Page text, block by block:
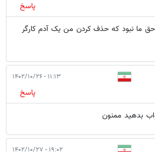
پاسخ
حق ما نبود که حذف کردن من یک آدم کارگر
۱۱:۱۳ - ۱۴۰۲/۱۰/۲۶
پاسخ
بدهید ممنون
۱۹:۰۲ - ۱۴۰۲/۱۰/۲۷